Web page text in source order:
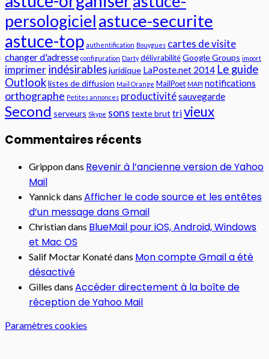
persologicielastuce-securite
astuce-top authentification Bouygues cartes de visite
changer d'adresse configuration Darty délivrabilitéGoogle Groups import
imprimerindésirablesjuridique LaPoste.net 2014 Le guide
Outlooklistes de diffusion Mail Orange MailPoet MAPI notifications
orthographe Petites annonces productivitésauvegarde
Second serveurs Skype sons texte brut trivieux
Commentaires récents
Grippondans Revenir à l’ancienne version de Yahoo
Mail
Yannick dans Afficher le code source et les entêtes
d’un message dans Gmail
Christiandans BlueMail pour iOS, Android, Windows
et Mac OS
Salif Moctar Konatédans Mon compte Gmail a été
désactivé
Gilles dans Accéder directement à la boîte de
réception de Yahoo Mail
Paramètres cookies